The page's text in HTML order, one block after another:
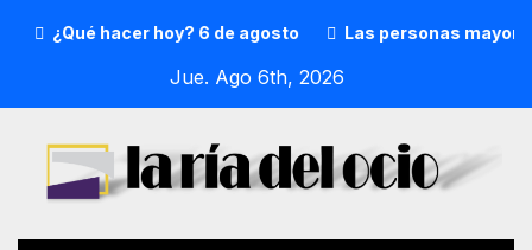
¿Qué hacer hoy? 6 de agosto Las personas
Jue. Ago 6th, 2026